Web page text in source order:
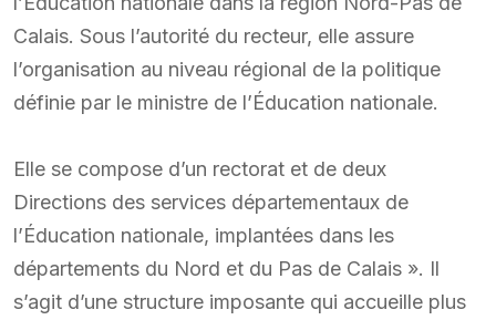
Calais. Sous l’autorité du recteur, elle assure
l’organisation au niveau régional de la politique
définie par le ministre de l’Éducation nationale.
Elle se compose d’un rectorat et de deux
Directions des services départementaux de
l’Éducation nationale, implantées dans les
départements du Nord et du Pas de Calais ». Il
s’agit d’une structure imposante qui accueille plus